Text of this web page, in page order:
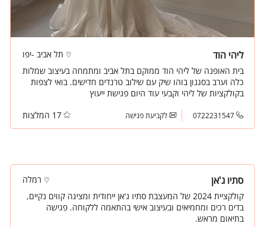
ליהי הוד
תל אביב -יפו
בית האופנה של ליהי הוד ממוקם בתל אביב ומתמחה בעיצוב שמלות
כלה וערב בסגנון בוהו שיק עם שילוב טרנדים חדישים. בואי לצפות
בקולקציות של ליהי וקבעי עוד היום פגישת ייעוץ
0722231547 לקביעת פגישה 17 המלצות
סתיו ג'אן
רמלה
קולקציית 2024 של המעצבת סתיו ג'אן ייחודית ומציגה קווים נקיים,
בדים רכים ומחמיאים ובעיצוב אישי בהתאמה ללקוחה. פגישה
בתיאום מראש.